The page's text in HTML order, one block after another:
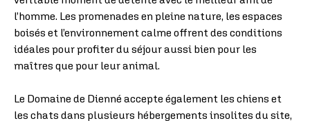
l’homme. Les promenades en pleine nature, les espaces
boisés et l’environnement calme offrent des conditions
idéales pour profiter du séjour aussi bien pour les
maîtres que pour leur animal.
Le Domaine de Dienné accepte également les chiens et
les chats dans plusieurs hébergements insolites du site,